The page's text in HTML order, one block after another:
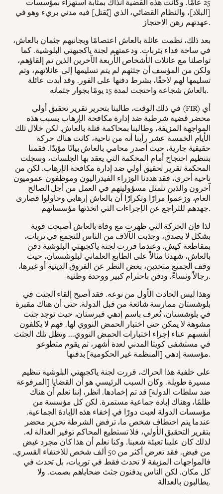
25 عامًا. وكانت هذه القضية آنذاك بمثابة استهزاء بمؤسسات
[البلاد]، والنظام القضائي، الذي [يُقتل] فيه مدني بريء وهو في
عهدتهم رهن الاحتجاز.
بعد ذلك، نظمت عائلة بالعاش اعتصامًا وبجانبهم جثمان بالعاش،
في ساحة فداء بتربات. ودعمتهم لجنة ياكجيهتي البلوشية. كما
تواصلنا مع عائلات الأشخاص الأربعة الآخرين الذين تم إلقاؤهم،
ولكن من المؤسف أن جثثهم لم يتم تسليمها إلى عائلاتهم، وتم
تسليمها لهم لاحقًا، بشرط دفنها على الفور. وقد أبدت عائلة
بالعاش شجاعة واحتجت لمدة 15 يومًا بجوار جثمانه.
في ذلك الوقت، طالبنا بتحرير تقرير تحقيق أولي (FIR) أي
محضر قضية شرطية ضد إدارة مكافحة الإرهاب بسبب هذه
المواجهة المزيفة، وطالبنا بمحاكمة قتلة بالعاش. لكن خلال تلك
الأيام الخمسة عشر رأينا أنه من ناحية، كانت هناك حركة
حقيقية جارية، حيث أصدر محامي بالعاش بيانًا مؤيدًا. فقمنا
بتنظيم احتجاج أمام المحكمة التي يعقد بها الجلسات، وسجلت
المحكمة تقرير تحقيق أولي ضد إدارة مكافحة الإرهاب. لكن من
ناحية أخرى، فقد هددنا الوزراء الفيدراليون وموظفون عموميون
آخرون والذين تتمثل مسؤوليتهم في العمل من أجل الصالح
العام، وزعموا مرارًا وتكرارًا أن بالعاش إرهابي وحاولوا قصارى
جهدهم للتراجع عن الإجراءات التي اتخذتها مؤسساتهم.
لذا فإن الحركة التي ظهرت مع وفاة بالعاش أصبحت قوية
بشكل لا يصدق، وجذبت الآلاف من الناس للتجمع في تربات،
بمقاطعة كيش. وعندما قررت لجنة ياكجيهتي البلوشية دفن
بالعاش، شهدنا مثالاً على الطابع العلماني لبلوشستان، حيث
وقف الجميع متحدين، بغض النظر عن الفروق الدينية أو غيرها،
رجالاً ونساءً. ودفن باحترام كبير ووحدة وطنية.
وهذا ليس الحادث الأول من نوعه. فقد أصبح إلقاء الجثث في
بلوشستان ممارسة شائعة من قبل الدولة. حتى أن هناك مقبرة
في بلوشستان، تُعرف باسم إدهي قبرستان، حيث توجد جثث
مشوهة لا يمكن حتى اختبار الحمض النووي لها. فهم لا يكلفون
أنفسهم عناء إجراء اختبارات الحمض النووي... وتظل تلك الجثث
في مستشفى كويتا المدني لعدة أشهر، ثم يقوم متطوعو
مؤسسة إدهي [المنظمة غير الحكومية] بدفنها.
على خلفية هذا الحراك، قررت لجنة ياكجيهتي البلوشية تنظيم
مسيرة طويلة. وكان السبب الرئيسي هو أن القضايا [المرفوعة
ضد سلطات الدولة] قد تم إخمادها. انظر، إننا نعلم أن هناك
ظلمًا، وهناك إبادة جماعية مستمرة. لكن كل مؤسسة من
مؤسسات الدولة لعبت دورًا في إخفاء هذه الإبادة الجماعية.
عندما يتم اختطاف شخص ما، ترفض الشرطة تحرير محضر
بتقرير التحقيق الأولي، فلا تستطيع المحاكم توفير العدالة له.
لذلك كان علينا تعبئة شعبنا. وكنا نعلم أن هذا كان مجرد غيض
من فيض. فقد تعرض أكثر من 50 ألف شخص للاختفاء القسري.
فالمواجهات المزيفة لا تحدث فقط في توربات، بل تحدث في
كل مكان. لكن الناس يدفنون جثث ضحاياهم بصمت. ولا
يطالبون بالعدالة.